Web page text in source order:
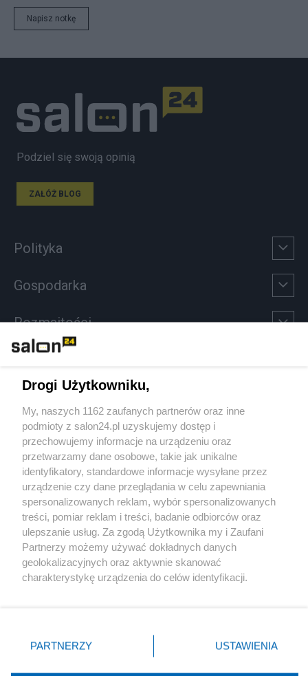
Napisz notkę
Podziel się swoją opinią
ZAŁÓŻ BLOG
Polityka
Gospodarka
Rozmaitości
Sport
Społeczeństwo
Kultura
X Facebook Instagram Youtube
Drogi Użytkowniku,
My, naszych 1162 zaufanych partnerów oraz inne
podmioty z salon24.pl uzyskujemy dostęp i
przechowujemy informacje na urządzeniu oraz
przetwarzamy dane osobowe, takie jak unikalne
identyfikatory, standardowe informacje wysyłane przez
urządzenie czy dane przeglądania w celu zapewniania
spersonalizowanych reklam, wybór spersonalizowanych
treści, pomiar reklam i treści, badanie odbiorców oraz
ulepszanie usług. Za zgodą Użytkownika my i Zaufani
Partnerzy możemy używać dokładnych danych
geolokalizacyjnych oraz aktywnie skanować
charakterystykę urządzenia do celów identyfikacji.
zmienić/wycofać klikając przycisk ustawień prywatności
znajdujący się w lewym dolnym rogu strony
rodzaje przetwarzania danych nie wymagają zgody
PARTNERZY USTAWIENIA